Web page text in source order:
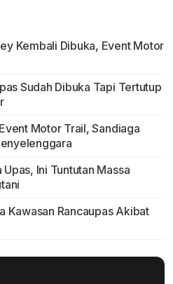
Kembali Dibuka, Event Motor
Sudah Dibuka Tapi Tertutup
Motor Trail, Sandiaga
Ini Tuntutan Massa
Kawasan Rancaupas Akibat